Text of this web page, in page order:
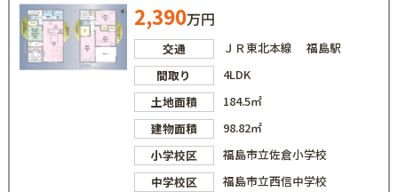
2,390万円
交通
ＪＲ東北本線 福島駅
間取り
4LDK
土地面積
184.5㎡
建物面積
98.82㎡
小学校区
福島市立佐倉小学校
中学校区
福島市立西信中学校